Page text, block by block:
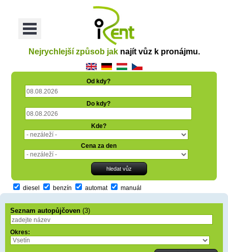
Menu
Nejrychlejší způsob jaknajít vůz k pronájmu.
Od kdy?
Do kdy?
Kde?
Cena za den
diesel benzín automat manuál
Seznam autopůjčoven (3)
Okres: